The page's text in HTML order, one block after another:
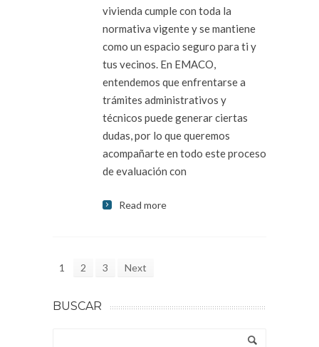
vivienda cumple con toda la
normativa vigente y se mantiene
como un espacio seguro para ti y
tus vecinos. En EMACO,
entendemos que enfrentarse a
trámites administrativos y
técnicos puede generar ciertas
dudas, por lo que queremos
acompañarte en todo este proceso
de evaluación con
Read more
1 2 3 Next
BUSCAR